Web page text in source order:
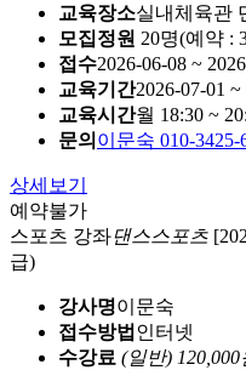
교육장소실내체육관
모집정원 20명(예약 :
접수2026-06-08 ~
교육기간2026-07-01 ~
교육시간월 18:30 ~
문의 이문숙 010-3425-
상세보기
예약불가
스포츠 강좌댄스스포츠
급)
강사명이문숙
접수방법 인터넷
수강료 (일반) 120,000